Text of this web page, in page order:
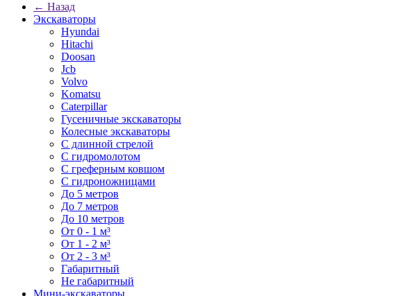
← Назад
Экскаваторы
Hyundai
Hitachi
Doosan
Jcb
Volvo
Komatsu
Caterpillar
Гусеничные экскаваторы
Колесные экскаваторы
С длинной стрелой
С гидромолотом
С греферным ковшом
С гидроножницами
До 5 метров
До 7 метров
До 10 метров
От 0 - 1 м³
От 1 - 2 м³
От 2 - 3 м³
Габаритный
Не габаритный
Мини-экскаваторы